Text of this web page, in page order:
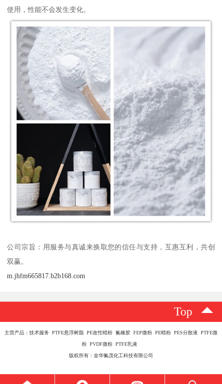
使用，性能不会发生变化。
公司宗旨：用服务与真诚来换取您的信任与支持，互惠互利，共创
双赢。
m.jhfm665817.b2b168.com
Top
主营产品：技术服务 PTFE悬浮树脂 PE改性蜡粉 氟橡胶 FEP微粉 PE蜡粉 PES分散液 PTFE微
粉 PVDF微粉 PTFE乳液
版权所有：金华氟茂化工科技有限公司